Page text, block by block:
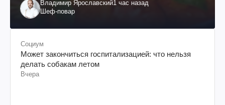
Владимир Ярославский1 час назад
Шеф-повар
Социум
Может закончиться госпитализацией: что нельзя
делать собакам летом
Вчера